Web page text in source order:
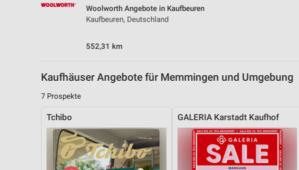
Woolworth Angebote in Kaufbeuren
Kaufbeuren, Deutschland
552,31 km
Kaufhäuser Angebote für Memmingen und Umgebung
7 Prospekte
Tchibo GALERIA Karstadt Kaufhof
Geräte anhand von aktiv angeforderten Informationen identifizieren
Notwendig